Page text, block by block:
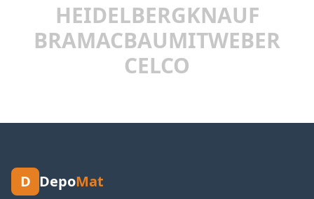
HEIDELBERGKNAUF
BRAMACBAUMITWEBER
CELCO
D DepoMat